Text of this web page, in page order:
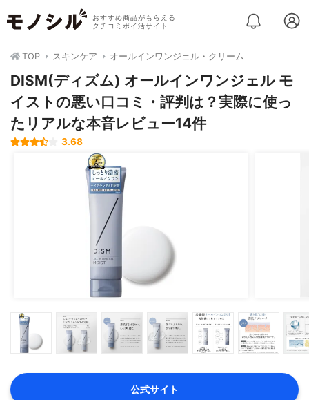
おすすめ商品がもらえる
クチコミポイ活サイト
TOP スキンケア オールインワンジェル・クリーム
DISM(ディズム) オールインワンジェル モ
イストの悪い口コミ・評判は？実際に使っ
たリアルな本音レビュー14件
3.68
公式サイト